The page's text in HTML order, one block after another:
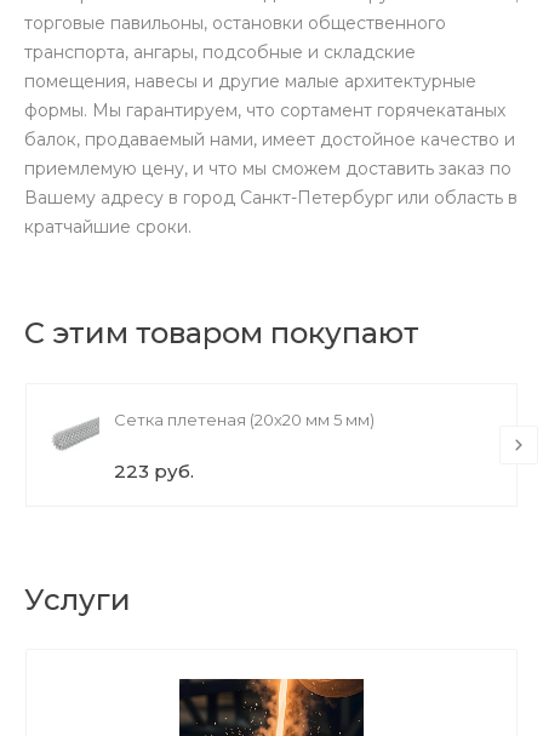
торговые павильоны, остановки общественного
транспорта, ангары, подсобные и складские
помещения, навесы и другие малые архитектурные
формы. Мы гарантируем, что сортамент горячекатаных
балок, продаваемый нами, имеет достойное качество и
приемлемую цену, и что мы сможем доставить заказ по
Вашему адресу в город Санкт-Петербург или область в
кратчайшие сроки.
С этим товаром покупают
Сетка плетеная (20х20 мм 5 мм)
223 руб.
Услуги